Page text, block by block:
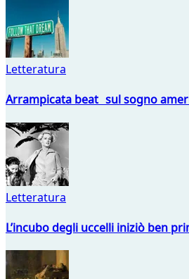
Letteratura
Arrampicata beat sul sogno
Letteratura
L’incubo degli uccelli iniziò ben